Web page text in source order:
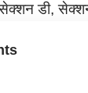
डी,